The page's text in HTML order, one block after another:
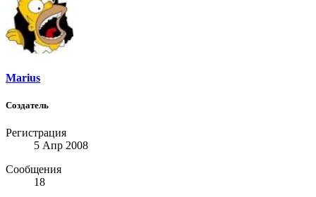
Marius
Создатель
Регистрация
5 Апр 2008
Сообщения
18